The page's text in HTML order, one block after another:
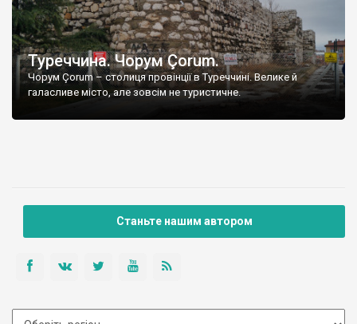
Туреччина. Чорум Çorum.
Чорум Çorum – столиця провінції в Туреччині. Велике й
галасливе місто, але зовсім не туристичне.
Станьте нашим автором